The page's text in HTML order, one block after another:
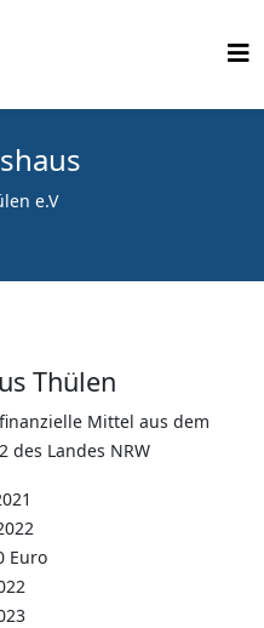
e.V
Thülen
Mittel aus dem
des Landes NRW